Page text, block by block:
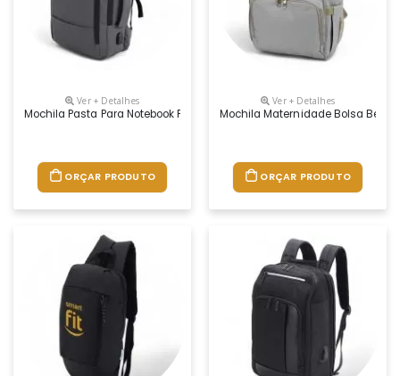
Ver + Detalhes
Mochila Pasta Para Notebook Personalizada
ORÇAR PRODUTO
Ver + Detalhes
Mochila Maternidade Bolsa Bebê
ORÇAR PRODUTO